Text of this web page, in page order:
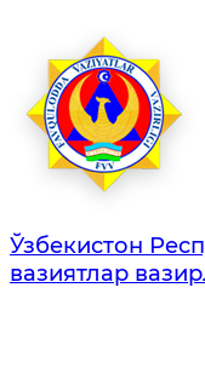
Ўзбекистон
вазиятлар